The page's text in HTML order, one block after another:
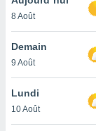
et
»,
au
vous
qu'ils
ou
8 Août
Demain
9 Août
Lundi
10 Août